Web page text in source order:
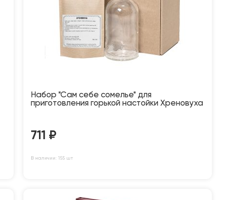
Набор "Сам себе сомелье" для
приготовления горькой настойки Хреновуха
711 ₽
В наличии: 155 шт